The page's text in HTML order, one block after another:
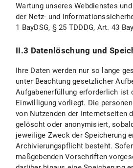
II.3.3 Dauer der
II.3.4 Widerspruchs- und
II.4 Datenschutzbestimmungen zu Einsatz und
II.4.1 Umfang und Zweck
II.4.2 Rechtsgrundlage
II.4.3 Dauer der
II.4.4 Widerspruchs- und
II.5 Datenschutzbestimmungen zu Einsatz und
Wartung unseres Webdienstes
der Netz- und
1 BayDSG, § 25 TDDDG, Art. 43
II.3 Datenlöschung und
Ihre Daten werden nur so lange
unter Beachtung gesetzlicher
Aufgabenerfüllung erforderlich ist
Einwilligung vorliegt. Die
von Nutzenden der Internetseiten
gelöscht oder anonymisiert,
jeweilige Zweck der Speicherung
Archivierungspflicht besteht.
maßgebenden Vorschriften